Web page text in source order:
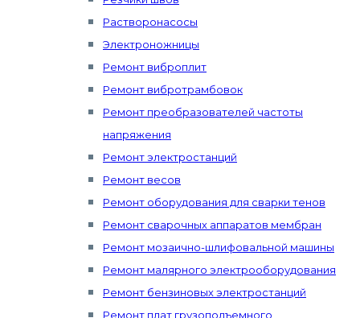
Растворонасосы
Электроножницы
Ремонт виброплит
Ремонт вибротрамбовок
Ремонт преобразователей частоты
напряжения
Ремонт электростанций
Ремонт весов
Ремонт оборудования для сварки тенов
Ремонт сварочных аппаратов мембран
Ремонт мозаично-шлифовальной машины
Ремонт малярного электрооборудования
Ремонт бензиновых электростанций
Ремонт плат грузоподъемного